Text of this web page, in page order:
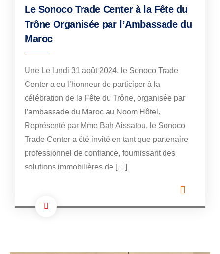
Le Sonoco Trade Center à la Fête du
Trône Organisée par l’Ambassade du
Maroc
Une Le lundi 31 août 2024, le Sonoco Trade
Center a eu l’honneur de participer à la
célébration de la Fête du Trône, organisée par
l’ambassade du Maroc au Noom Hôtel.
Représenté par Mme Bah Aissatou, le Sonoco
Trade Center a été invité en tant que partenaire
professionnel de confiance, fournissant des
solutions immobilières de […]